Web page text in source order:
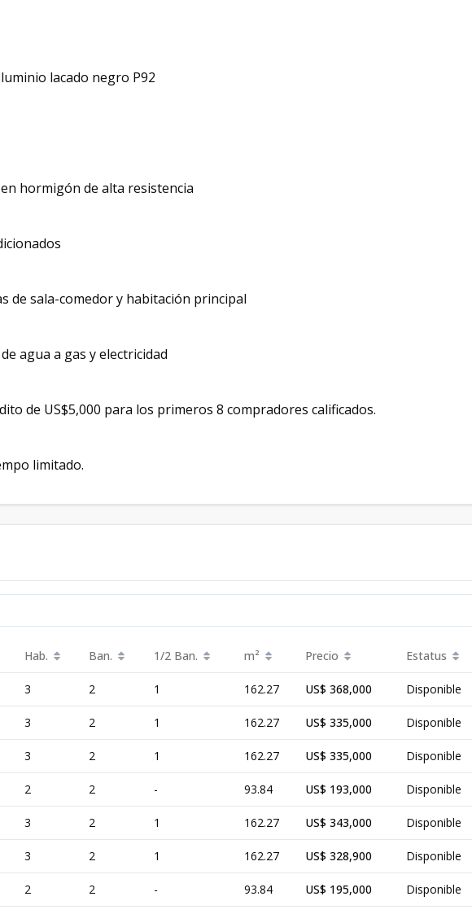
lacado negro P92
hormigón de alta resistencia
de sala-comedor y habitación principal
agua a gas y electricidad
de US$5,000 para los primeros 8 compradores calificados.
limitado.
Hab. Ban. 1/2 Ban. m² Precio Estatus
3 2 1 162.27 US$ 368,000 Disponible
3 2 1 162.27 US$ 335,000 Disponible
3 2 1 162.27 US$ 335,000 Disponible
2 2 - 93.84 US$ 193,000 Disponible
3 2 1 162.27 US$ 343,000 Disponible
3 2 1 162.27 US$ 328,900 Disponible
2 2 - 93.84 US$ 195,000 Disponible